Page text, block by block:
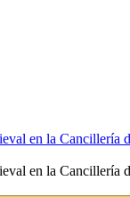
en la Cancillería
en la Cancillería